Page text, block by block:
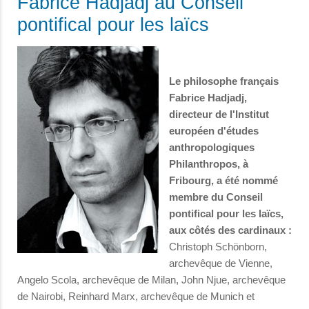
pontifical pour les laïcs
Le philosophe français
Fabrice Hadjadj,
directeur de l'Institut
européen d'études
anthropologiques
Philanthropos, à
Fribourg, a été nommé
membre du Conseil
pontifical pour les laïcs,
aux côtés des cardinaux :
Christoph Schönborn,
archevêque de Vienne,
Angelo Scola, archevêque de Milan, John Njue, archevêque
de Nairobi, Reinhard Marx, archevêque de Munich et